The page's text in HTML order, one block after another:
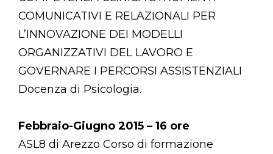
COMUNICATIVI E RELAZIONALI PER
L’INNOVAZIONE DEI MODELLI
ORGANIZZATIVI DEL LAVORO E
GOVERNARE I PERCORSI ASSISTENZIALI
Docenza di Psicologia.
Febbraio-Giugno 2015 – 16 ore
ASL8 di Arezzo Corso di formazione